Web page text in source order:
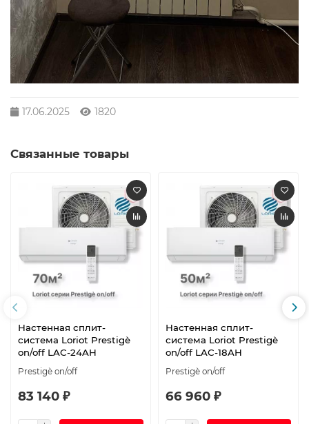
17.06.2025 1820
Связанные товары
Настенная сплит-
система Loriot Prestigè
on/off LAC-24AH
Prestigè on/off
83 140 ₽
Настенная сплит-
система Loriot Prestigè
on/off LAC-18AH
Prestigè on/off
66 960 ₽